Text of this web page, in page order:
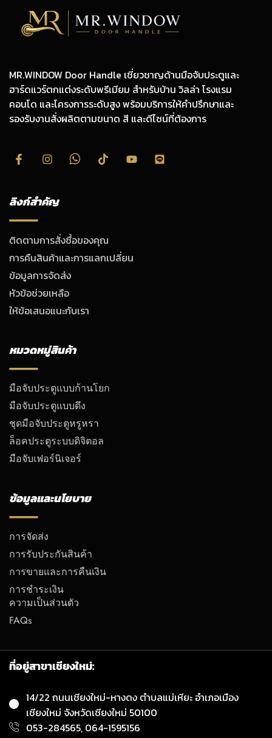
MR.WINDOW Door Handle เชี่ยวชาญด้านมือจับประตูและ
ฮาร์ดแวร์ตกแต่งระดับพรีเมียม สำหรับบ้าน วิลล่า โรงแรม
คอนโด และโครงการระดับสูง พร้อมบริการให้คำปรึกษาและ
รองรับงานสั่งผลิตตามขนาด สี และดีไซน์ที่ต้องการ
ลิงก์สำคัญ
ติดตามการสั่งซื้อของคุณ
การคืนสินค้าและการแลกเปลี่ยน
ข้อมูลการจัดส่ง
หัวข้อช่วยเหลือ
ให้ข้อเสนอแนะกับเรา
หมวดหมู่สินค้า
มือจับประตูแบบก้านโยก
มือจับประตูแบบดึง
ชุดมือจับประตูหรูหรา
ล็อคประตูระบบดิจิตอล
มือจับเฟอร์นิเจอร์
ข้อมูลและนโยบาย
การจัดส่ง
การรับประกันสินค้า
การขายและการคืนเงิน
การชำระเงิน
ความเป็นส่วนตัว
FAQs
ที่อยู่สาขาเชียงใหม่:
14/22 ถนนเชียงใหม่-หางดง ตำบลแม่เหียะ อำเภอเมือง
เชียงใหม่ จังหวัดเชียงใหม่ 50100
053-284565, 064-1595156